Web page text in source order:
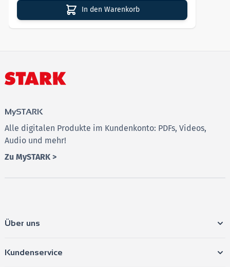
gezielten Fehleranalyse
Strategien & Tippszur Bearbeitung der einzelnen
zu offiziellen Vorgaben
Lösungen
Simuliere den Testtag und optimiere deine Leistung
Ausführliche Lösungen
➡️Spare jetzt mit dem MedAT Vorteilspaket
In den Warenkorb
MySTARK
Alle digitalen Produkte im Kundenkonto: PDFs, Videos,
Audio und mehr!
Zu MySTARK >
Über uns
Kundenservice